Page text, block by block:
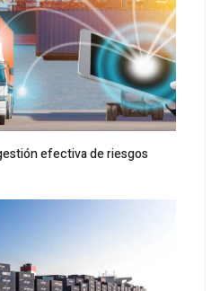
efectiva de riesgos